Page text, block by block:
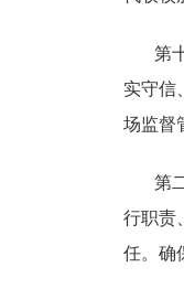
第
实守信
场监督
第
行职责
任。确